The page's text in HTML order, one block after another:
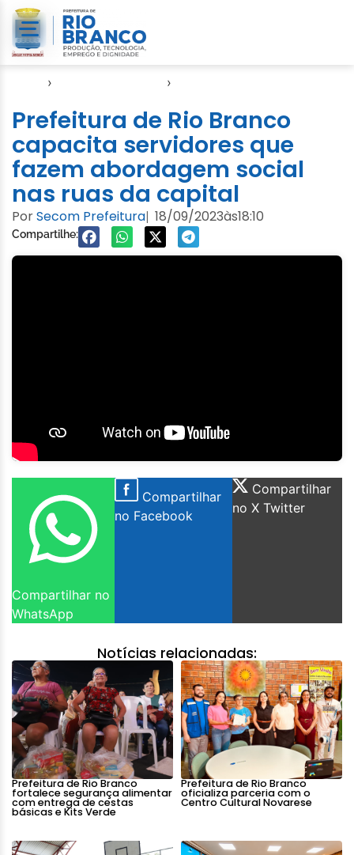
› ›
Prefeitura de Rio Branco
capacita servidores que
fazem abordagem social
nas ruas da capital
PorSecom Prefeitura| 18/09/2023às18:10
Compartilhe:
Compartilhar no
WhatsApp
Compartilhar
no Facebook
Compartilhar
no X Twitter
Notícias relacionadas:
Prefeitura de Rio Branco
fortalece segurança alimentar
com entrega de cestas
básicas e Kits Verde
Prefeitura de Rio Branco
oficializa parceria com o
Centro Cultural Novarese